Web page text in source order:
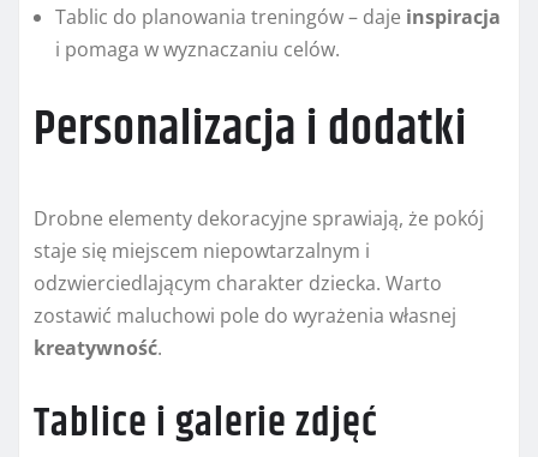
Tablic do planowania treningów – daje inspiracja
i pomaga w wyznaczaniu celów.
Personalizacja i dodatki
Drobne elementy dekoracyjne sprawiają, że pokój
staje się miejscem niepowtarzalnym i
odzwierciedlającym charakter dziecka. Warto
zostawić maluchowi pole do wyrażenia własnej
kreatywność.
Tablice i galerie zdjęć